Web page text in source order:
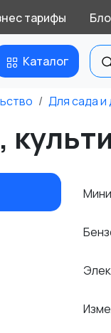
тарифы
Каталог
Для сада и